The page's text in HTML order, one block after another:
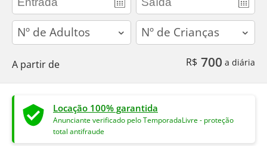
adults children
A partir de R$ 700 a diária
Locação 100% garantida
Anunciante verificado pelo TemporadaLivre - proteção
total antifraude